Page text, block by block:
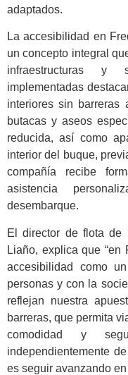
adaptados.
La accesibilidad en
un concepto integral
infraestructuras y
implementadas
interiores sin barreras
butacas y aseos
reducida, así como
interior del buque,
compañía recibe
asistencia
desembarque.
El director de flota de
Liaño, explica que “en
accesibilidad como
personas y con la
reflejan nuestra
barreras, que permita
comodidad y
independientemente
es seguir avanzando en